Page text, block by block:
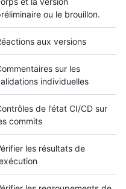
ou le brouillon.
aux versions
sur les
individuelles
de l’état CI/CD sur
commits
les résultats de